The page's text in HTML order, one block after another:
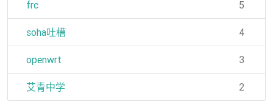
frc 5
soha吐槽 4
openwrt 3
艾青中学 2